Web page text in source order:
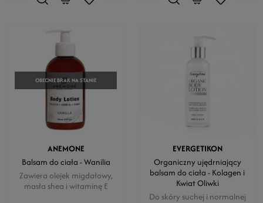
OBECNIE BRAK NA STANIE
ANEMONE
Balsam do ciała - Wanilia
Zawiera olejek migdałowy,
masła shea i witaminę E
EVERGETIKON
Organiczny ujędrniający
balsam do ciała - Kolagen i
Kwiat Oliwki
Do skóry suchej i normalnej